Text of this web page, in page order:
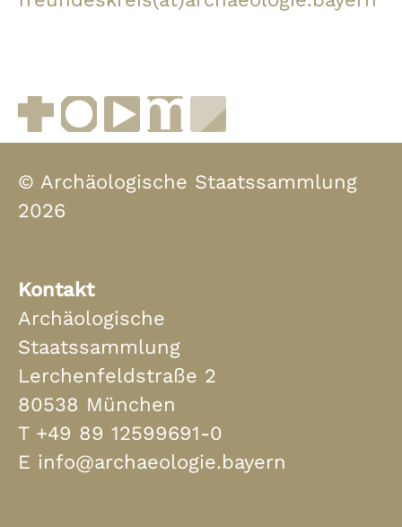
Facebook
Instagram
YouTubemuenchen.de
Museen in Bayern
© Archäologische Staatssammlung
2026
Kontakt
Archäologische
Staatssammlung
Lerchenfeldstraße 2
80538 München
T +49 89 12599691-0
E info@archaeologie.bayern